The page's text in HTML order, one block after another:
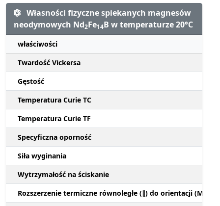
Własności fizyczne spiekanych magnesów
neodymowych Nd2Fe14B w temperaturze 20°C
właściwości
Twardość Vickersa
Gęstość
Temperatura Curie TC
Temperatura Curie TF
Specyficzna oporność
Siła wyginania
Wytrzymałość na ściskanie
Rozszerzenie termiczne równoległe (∥) do orientacji (M)